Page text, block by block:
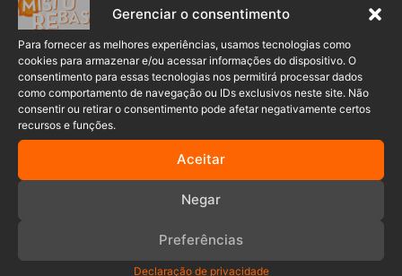
Gerenciar o consentimento
Para fornecer as melhores experiências, usamos tecnologias como
cookies para armazenar e/ou acessar informações do dispositivo. O
consentimento para essas tecnologias nos permitirá processar dados
como comportamento de navegação ou IDs exclusivos neste site. Não
consentir ou retirar o consentimento pode afetar negativamente certos
recursos e funções.
Aceitar
Negar
Preferências
Declaração de privacidade